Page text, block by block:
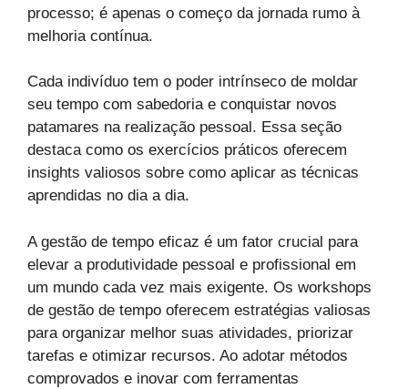
processo; é apenas o começo da jornada rumo à
melhoria contínua.
Cada indivíduo tem o poder intrínseco de moldar
seu tempo com sabedoria e conquistar novos
patamares na realização pessoal. Essa seção
destaca como os exercícios práticos oferecem
insights valiosos sobre como aplicar as técnicas
aprendidas no dia a dia.
A gestão de tempo eficaz é um fator crucial para
elevar a produtividade pessoal e profissional em
um mundo cada vez mais exigente. Os workshops
de gestão de tempo oferecem estratégias valiosas
para organizar melhor suas atividades, priorizar
tarefas e otimizar recursos. Ao adotar métodos
comprovados e inovar com ferramentas